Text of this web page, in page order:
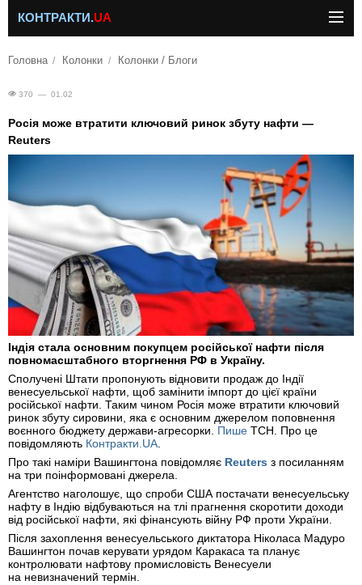
КОНТРАКТИ.UA
Головна Колонки Колонки / Блоги
370 — 01.02
Росія може втратити ключовий ринок збуту нафти —
Reuters
Індія стала основним покупцем російської нафти після
повномасштабного вторгнення РФ в Україну.
Сполучені Штати пропонують відновити продаж до Індії
венесуельської нафти, щоб замінити імпорт до цієї країни
російської нафти. Таким чином Росія може втратити ключовий
ринок збуту сировини, яка є основним джерелом поповнення
воєнного бюджету держави-агресорки. Пише ТСН. Про це
повідомляють Контракти.UA.
Про такі наміри Вашингтона повідомляє Reuters з посиланням
на три поінформовані джерела.
Агентство наголошує, що спроби США постачати венесуельську
нафту в Індію відбуваються на тлі прагнення скоротити доходи
від російської нафти, які фінансують війну РФ проти України.
Після захоплення венесуельського диктатора Ніколаса Мадуро
Вашингтон почав керувати урядом Каракаса та планує
контролювати нафтову промисловість Венесуели
на невизначений термін.